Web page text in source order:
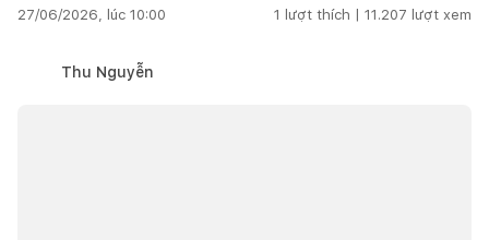
27/06/2026, lúc 10:00 1 lượt thích | 11.207 lượt xem
Thu Nguyễn